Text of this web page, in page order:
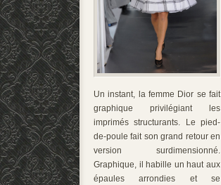
Un instant, la femme Dior se fait
graphique privilégiant les
imprimés structurants. Le pied-
de-poule fait son grand retour en
version surdimensionné.
Graphique, il habille un haut aux
épaules arrondies et se